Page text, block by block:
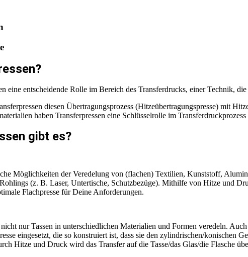
eine entscheidende Rolle im Bereich des Transferdrucks, einer Technik,
diesen Übertragungsprozess (Hitzeübertragungspresse) mit
haben Transferpressen eine Schlüsselrolle im
gibt es?
Möglichkeiten der Veredelung von (flachen) Textilien, Kunststoff,
(z. B. Laser, Untertische, Schutzbezüge). Mithilfe von Hitze und
Flachpresse für Deine Anforderungen.
nicht nur Tassen in unterschiedlichen Materialien und Formen veredeln.
eingesetzt, die so konstruiert ist, dass sie den zylindrischen/konischen
Hitze und Druck wird das Transfer auf die Tasse/das Glas/die Flasche